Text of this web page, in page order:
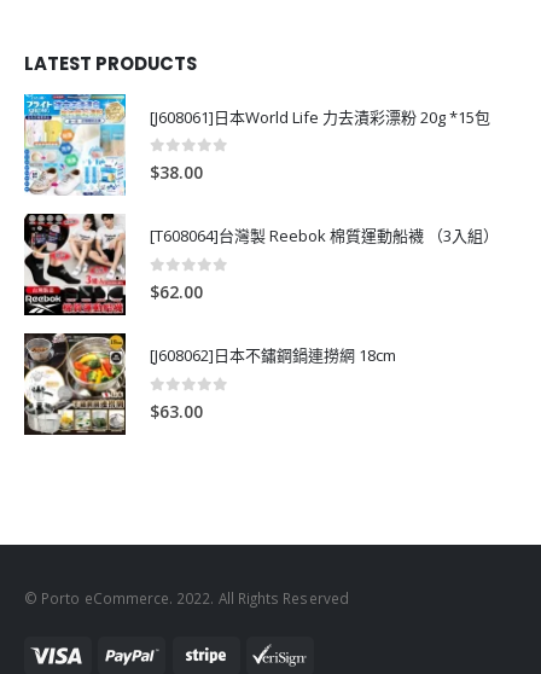
LATEST PRODUCTS
[J608061]日本World Life 力去漬彩漂粉 20g *15包
0out of 5
$38.00
[T608064]台灣製 Reebok 棉質運動船襪 （3入組）
0 out of 5
$62.00
[J608062]日本不鏽鋼鍋連撈網 18cm
0
$63.00
© Porto eCommerce. 2022. All Rights Reserved